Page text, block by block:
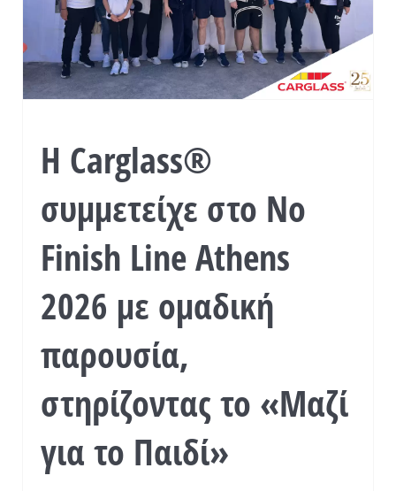
Η Carglass®
συμμετείχε στο No
Finish Line Athens
2026 με ομαδική
παρουσία,
στηρίζοντας το «Μαζί
για το Παιδί»